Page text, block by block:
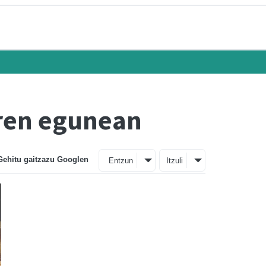
egunean
gaitzazu Googlen Entzun Itzuli